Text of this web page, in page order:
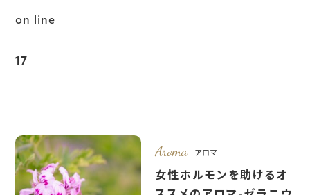
on line
17
Aroma アロマ
女性ホルモンを助けるオ